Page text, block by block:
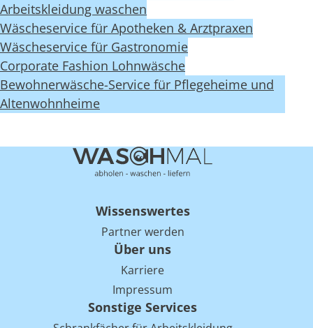
Arbeitskleidung waschen
Wäscheservice für Apotheken & Arztpraxen
Wäscheservice für Gastronomie
Corporate Fashion Lohnwäsche
Bewohnerwäsche-Service für Pflegeheime und
Altenwohnheime
Wissenswertes
Partner werden
Über uns
Karriere
Impressum
Sonstige Services